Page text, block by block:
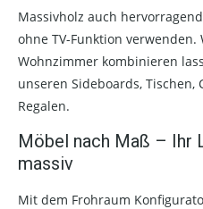
Massivholz auch
ohne TV-Funktion
Wohnzimmer kombinieren
unseren Sideboards,
Regalen.
Möbel nach Maß – Ihr
massiv
Mit dem Frohraum